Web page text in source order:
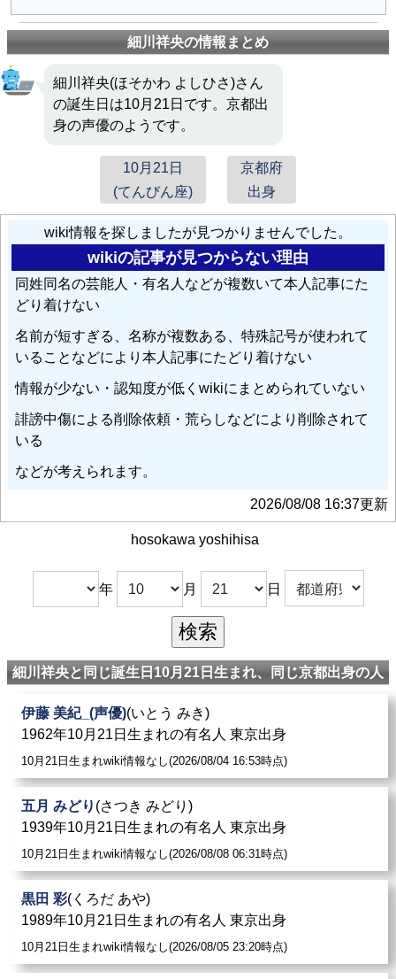
細川祥央の情報まとめ
細川祥央(ほそかわ よしひさ)さん
の誕生日は10月21日です。京都出
身の声優のようです。
10月21日
(てんびん座)
京都府
出身
wiki情報を探しましたが見つかりませんでした。
wikiの記事が見つからない理由
同姓同名の芸能人・有名人などが複数いて本人記事にた
どり着けない
名前が短すぎる、名称が複数ある、特殊記号が使われて
いることなどにより本人記事にたどり着けない
情報が少ない・認知度が低くwikiにまとめられていない
誹謗中傷による削除依頼・荒らしなどにより削除されて
いる
などが考えられます。
2026/08/08 16:37更新
hosokawa yoshihisa
年 月 日
細川祥央と同じ誕生日10月21日生まれ、同じ京都出身の人
伊藤 美紀_(声優)(いとう みき)
1962年10月21日生まれの有名人 東京出身
10月21日生まれwiki情報なし(2026/08/04 16:53時点)
五月 みどり (さつき みどり)
1939年10月21日生まれの有名人 東京出身
10月21日生まれwiki情報なし(2026/08/08 06:31時点)
黒田 彩(くろだ あや)
1989年10月21日生まれの有名人 東京出身
10月21日生まれwiki情報なし(2026/08/05 23:20時点)